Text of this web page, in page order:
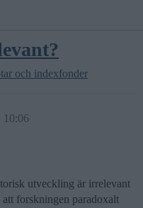
och indexfonder
10:06
utveckling är irrelevant
forskningen paradoxalt